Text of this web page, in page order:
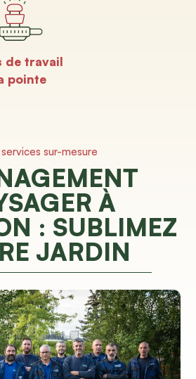
de travail
pointe
services sur-mesure
À
: SUBLIMEZ
JARDIN